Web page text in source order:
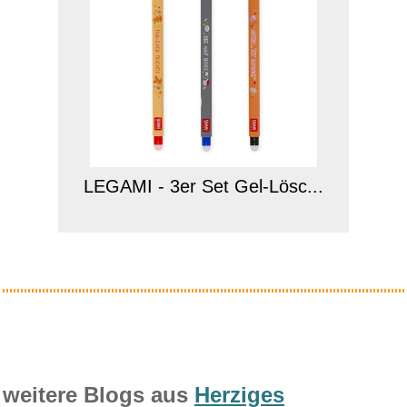
LEGAMI - 3er Set Gel-Lösc...
weitere Blogs aus Herziges